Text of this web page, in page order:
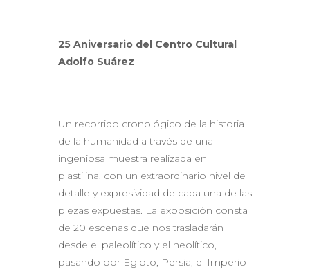
25 Aniversario del Centro Cultural
Adolfo Suárez
Un recorrido cronológico de la historia
de la humanidad a través de una
ingeniosa muestra realizada en
plastilina, con un extraordinario nivel de
detalle y expresividad de cada una de las
piezas expuestas. La exposición consta
de 20 escenas que nos trasladarán
desde el paleolítico y el neolítico,
pasando por Egipto, Persia, el Imperio